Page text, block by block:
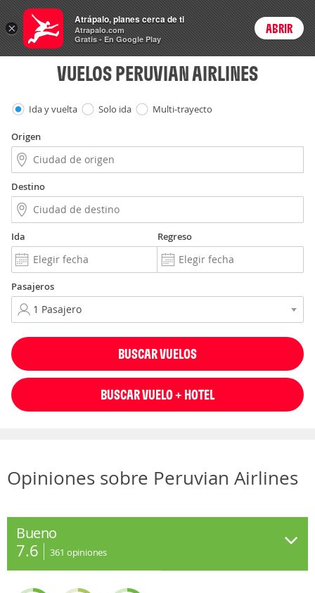
Vuelos Login
VUELOS PERUVIAN AIRLINES
Ida y vuelta Solo ida Multi-trayecto
Origen
Destino
Ida Regreso
Pasajeros
BUSCAR VUELOS
BUSCAR VUELO + HOTEL
Opiniones sobre Peruvian Airlines
Bueno
7.6 361 opiniones
×
Atrápalo, planes cerca de ti
Atrapalo.com
Gratis - En Google Play
ABRIR